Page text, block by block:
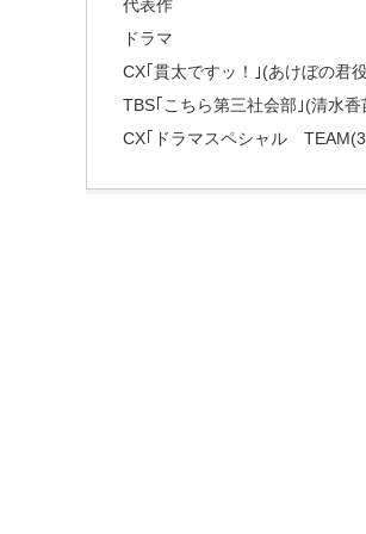
代表作
ドラマ
CX｢貫太ですッ！｣(あけぼの君
TBS｢こちら第三社会部｣(清水
CX｢ドラマスペシャル